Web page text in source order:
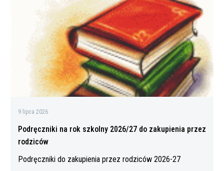
szkolny
do
zakupienia
przez
rodziców
9 lipca 2026
Podręczniki na rok szkolny 2026/27 do zakupienia przez
rodziców
Podręczniki do zakupienia przez rodziców 2026-27